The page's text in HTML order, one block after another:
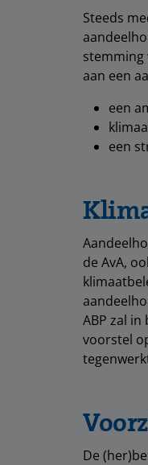
Steeds
stemming
aan een
een
een
de AvA,
ABP zal
voorstel
De